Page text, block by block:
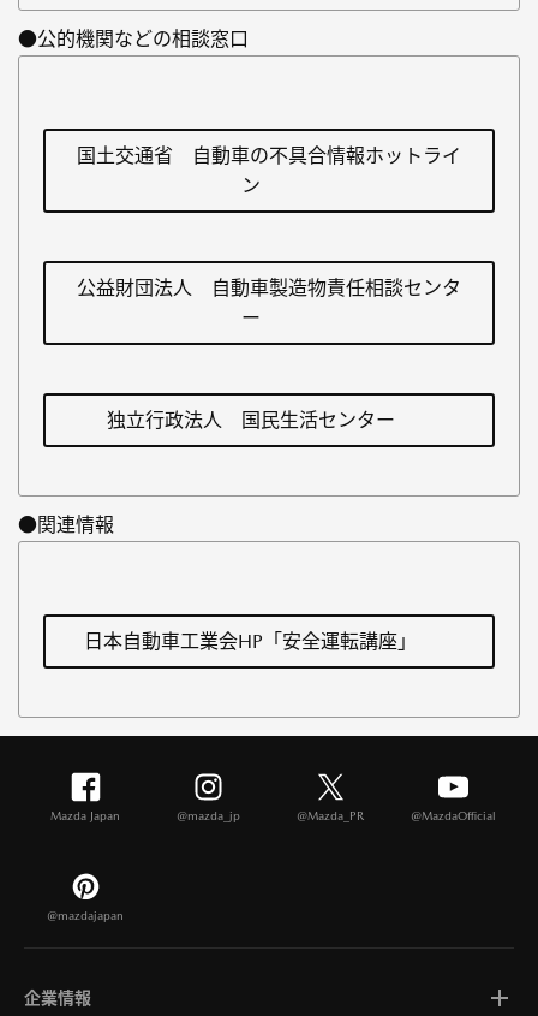
●公的機関などの相談窓口
国土交通省 自動車の不具合情報ホットライ
ン
公益財団法人 自動車製造物責任相談センタ
ー
独立行政法人 国民生活センター
●関連情報
日本自動車工業会HP「安全運転講座」
Mazda Japan @mazda_jp @Mazda_PR @MazdaOfficial
@mazdajapan
企業情報